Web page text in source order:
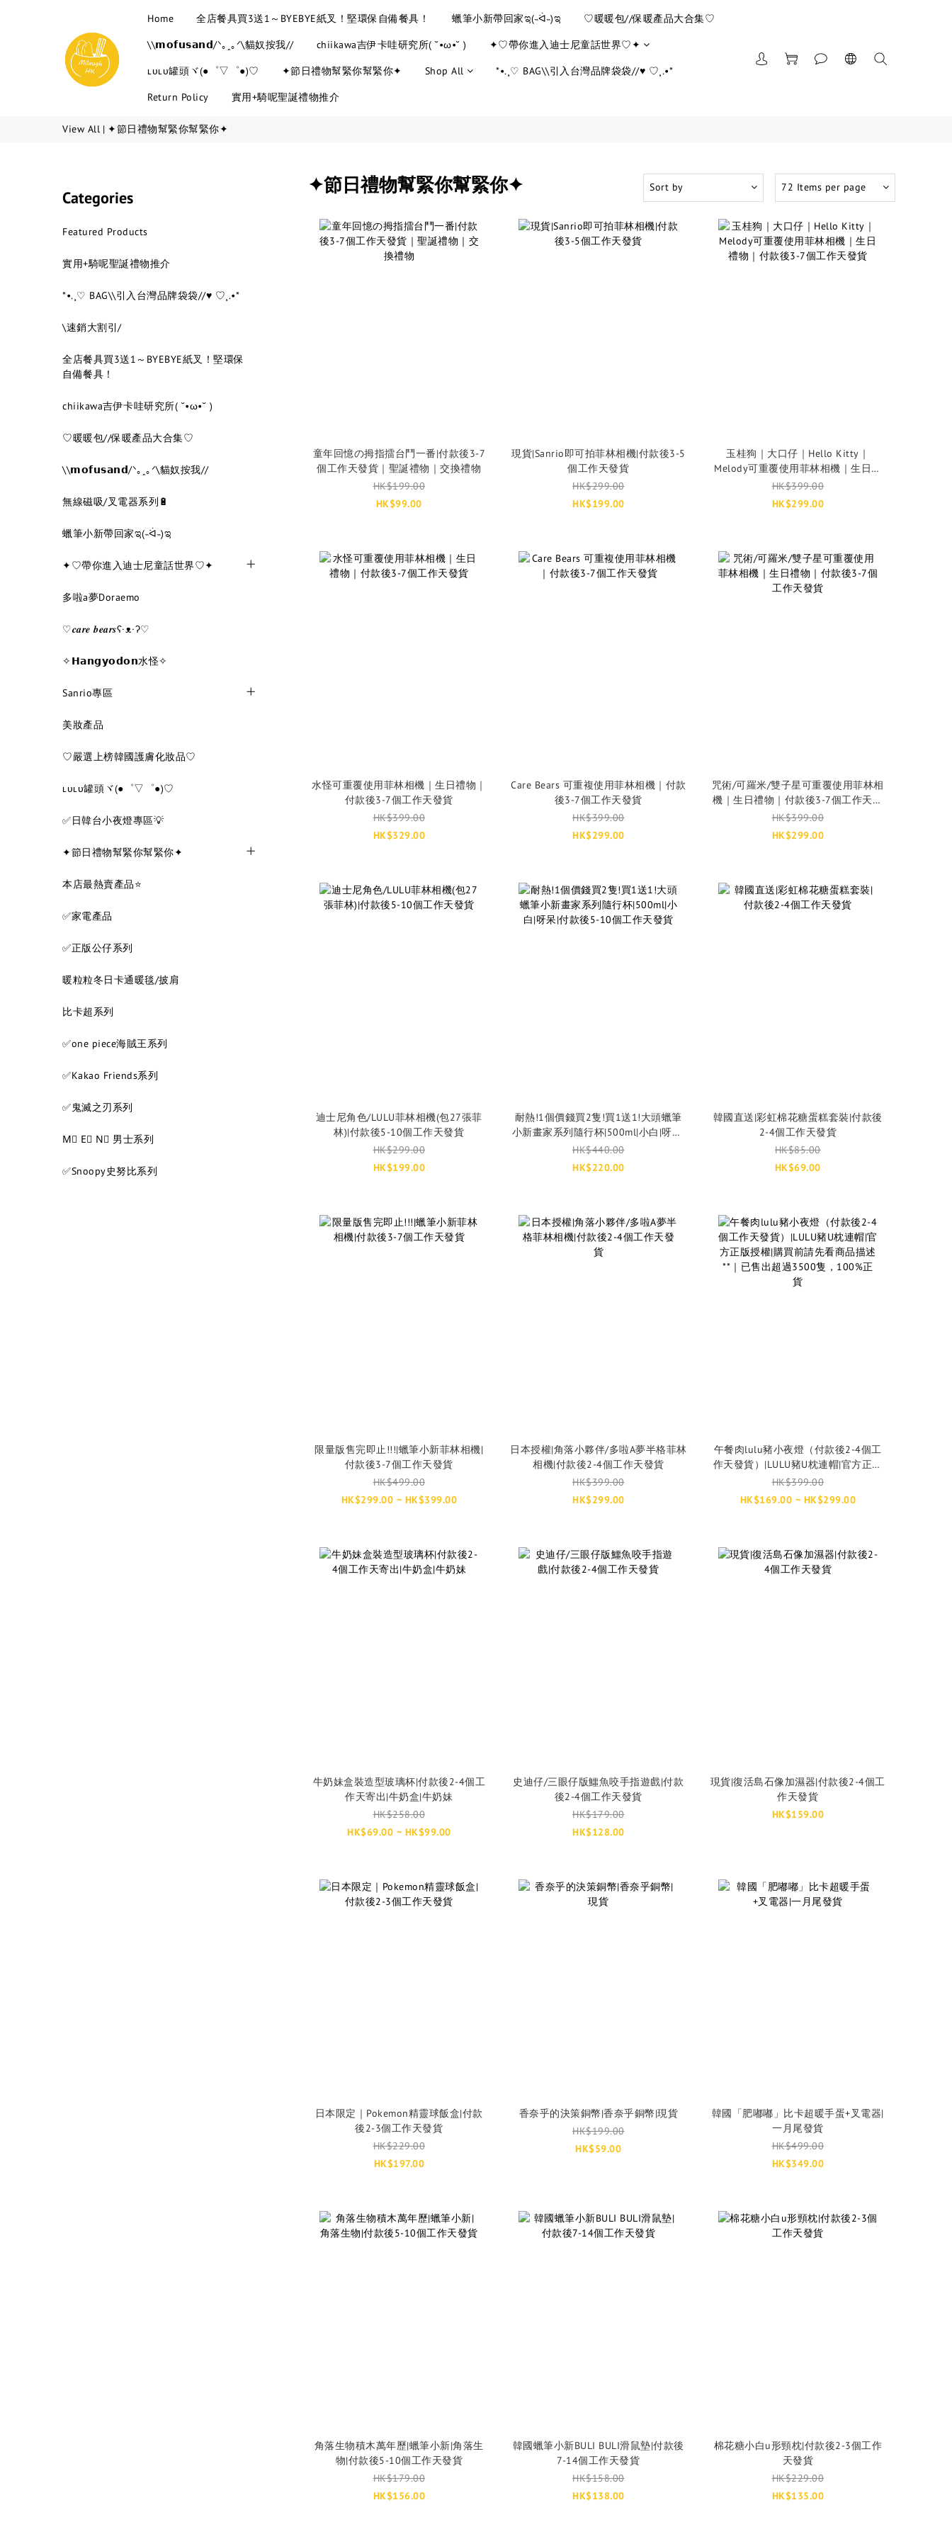
Home 全店餐具買3送1～BYEBYE紙叉！堅環保自備餐具！ 蠟筆小新帶回家ಇ(˵ᐛ˵)ಇ ♡暖暖包//保暖產品大合集♡
\\𝗺𝗼𝗳𝘂𝘀𝗮𝗻𝗱/ᐠ｡ꞈ｡ᐟ\貓奴按我// chiikawa吉伊卡哇研究所( ˘•ω•˘ ) ✦♡帶你進入迪士尼童話世界♡✦
ʟᴜʟᴜ罐頭ヾ(●゜▽゜●)♡ ✦節日禮物幫緊你幫緊你✦ Shop All *•.¸♡ BAG\\引入台灣品牌袋袋//♥ ♡¸.•*
Return Policy 實用+騎呢聖誕禮物推介
View All | ✦節日禮物幫緊你幫緊你✦
Categories
Featured Products
實用+騎呢聖誕禮物推介
*•.¸♡ BAG\\引入台灣品牌袋袋//♥ ♡¸.•*
\速銷大割引/
全店餐具買3送1～BYEBYE紙叉！堅環保
自備餐具！
chiikawa吉伊卡哇研究所( ˘•ω•˘ )
♡暖暖包//保暖產品大合集♡
\\𝗺𝗼𝗳𝘂𝘀𝗮𝗻𝗱/ᐠ｡ꞈ｡ᐟ\貓奴按我//
無線磁吸/叉電器系列🔋
蠟筆小新帶回家ಇ(˵ᐛ˵)ಇ
✦♡帶你進入迪士尼童話世界♡✦
多啦a夢Doraemo
♡𝒄𝒂𝒓𝒆 𝒃𝒆𝒂𝒓𝒔ʕ·ᴥ·ʔ♡
✧𝗛𝗮𝗻𝗴𝘆𝗼𝗱𝗼𝗻水怪✧
Sanrio專區
美妝產品
♡嚴選上榜韓國護膚化妝品♡
ʟᴜʟᴜ罐頭ヾ(●゜▽゜●)♡
✅日韓台小夜燈專區💡
✦節日禮物幫緊你幫緊你✦
本店最熱賣產品⭐
✅家電產品
✅正版公仔系列
暖粒粒冬日卡通暖毯/披肩
比卡超系列
✅one piece海賊王系列
✅Kakao Friends系列
✅鬼滅之刃系列
M⃣ E⃣ N⃣ 男士系列
✅Snoopy史努比系列
✦節日禮物幫緊你幫緊你✦ Sort by 72 Items per page
童年回憶の拇指擂台鬥一番|付款後3-7
個工作天發貨｜聖誕禮物｜交換禮物
HK$199.00
HK$99.00
現貨|Sanrio即可拍菲林相機|付款後3-5
個工作天發貨
HK$299.00
HK$199.00
玉桂狗｜大口仔｜Hello Kitty｜
Melody可重覆使用菲林相機｜生日禮
物｜付款後3-7個工作天發貨
HK$399.00
HK$299.00
水怪可重覆使用菲林相機｜生日禮物｜
付款後3-7個工作天發貨
HK$399.00
HK$329.00
Care Bears 可重複使用菲林相機｜付款
後3-7個工作天發貨
HK$399.00
HK$299.00
咒術/可羅米/雙子星可重覆使用菲林相
機｜生日禮物｜付款後3-7個工作天發
貨
HK$399.00
HK$299.00
迪士尼角色/LULU菲林相機(包27張菲
林)|付款後5-10個工作天發貨
HK$299.00
HK$199.00
耐熱!1個價錢買2隻!買1送1!大頭蠟筆
小新畫家系列隨行杯|500ml|小白|呀呆|
付款後5-10個工作天發貨
HK$440.00
HK$220.00
韓國直送|彩虹棉花糖蛋糕套裝|付款後
2-4個工作天發貨
HK$85.00
HK$69.00
限量版售完即止!!!|蠟筆小新菲林相機|
付款後3-7個工作天發貨
HK$499.00
HK$299.00 ~ HK$399.00
日本授權|角落小夥伴/多啦A夢半格菲林
相機|付款後2-4個工作天發貨
HK$399.00
HK$299.00
午餐肉lulu豬小夜燈（付款後2-4個工
作天發貨）|LULU豬U枕連帽|官方正版
授權|購買前請先看商品描述**｜已售出
超過3500隻，100%正貨
HK$399.00
HK$169.00 ~ HK$299.00
牛奶妹盒裝造型玻璃杯|付款後2-4個工
作天寄出|牛奶盒|牛奶妹
HK$258.00
HK$69.00 ~ HK$99.00
史迪仔/三眼仔版鱷魚咬手指遊戲|付款
後2-4個工作天發貨
HK$179.00
HK$128.00
現貨|復活島石像加濕器|付款後2-4個工
作天發貨
HK$159.00
日本限定｜Pokemon精靈球飯盒|付款
後2-3個工作天發貨
HK$229.00
HK$197.00
香奈乎的決策銅幣|香奈乎銅幣|現貨
HK$199.00
HK$59.00
韓國「肥嘟嘟」比卡超暖手蛋+叉電器|
一月尾發貨
HK$499.00
HK$349.00
角落生物積木萬年歷|蠟筆小新|角落生
物|付款後5-10個工作天發貨
HK$179.00
HK$156.00
韓國蠟筆小新BULI BULI滑鼠墊|付款後
7-14個工作天發貨
HK$158.00
HK$138.00
棉花糖小白u形頸枕|付款後2-3個工作
天發貨
HK$229.00
HK$135.00